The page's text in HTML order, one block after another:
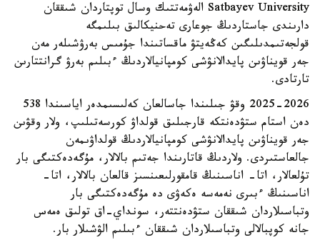
Satbayev University الەۋمەتتىك وسال توپتاردان شىققان
دارىندى جاستاردىڭ جوعارى تەحنيكالىق بىلىمگە
قولجەتىمدىلىگىن كەڭەيتۋ ماقساتىندا جۇمىس بەرۋشىلەر مەن
جەر قويناۋىن پايدالانۋشى كومپانيالاردىڭ ءبىلىم بەرۋ گرانتتارىن
تارتادى.
2025-2026 وقۋ جىلىندا جاسالعان كەلىسىمدەر اياسىندا 538
دەن استام ستۋدەنتكە قارجىلىق قولداۋ كورسەتىلىپ، ولار وقۋىن
جەر قويناۋىن پايدالانۋشى كومپانيالاردىڭ قولداۋىمەن
جالعاستىردى. ولاردىڭ قاتارىندا جەتىم بالالار، مۇگەدەكتىگى بار
تۇلعالار، اتا- اناسىنىڭ قامقورلىعىنسىز قالعان بالالار، اتا-
اناسىنىڭ ءبىرى نەمەسە ەكەۋى دە مۇگەدەكتىگى بار
وتباسىلاردان شىققان ستۋدەنتتەر، سونداي-اق تولىق ەمەس
جانە كوپبالالى وتباسىلاردان شىققان ءبىلىم الۋشىلار بار.